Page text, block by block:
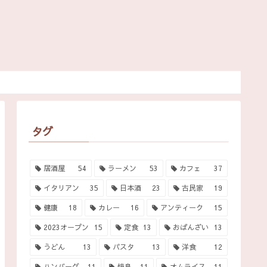
タグ
居酒屋 54 ラーメン 53 カフェ 37
イタリアン 35 日本酒 23 古民家 19
健康 18 カレー 16 アンティーク 15
2023オープン 15 定食 13 おばんざい 13
うどん 13 パスタ 13 洋食 12